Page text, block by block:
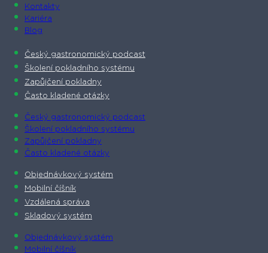
Kontakty
Kariéra
Blog
Český gastronomický podcast​
Školení pokladního systému
Zapůjčení pokladny
Často kladené otázky
Český gastronomický podcast​
Školení pokladního systému
Zapůjčení pokladny
Často kladené otázky
Objednávkový systém
Mobilní číšník
Vzdálená správa
Skladový systém
Objednávkový systém
Mobilní číšník